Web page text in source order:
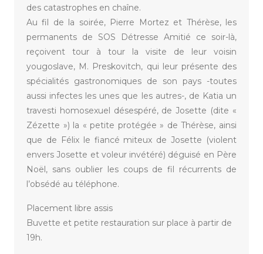
des catastrophes en chaîne.
Au fil de la soirée, Pierre Mortez et Thérèse, les
permanents de SOS Détresse Amitié ce soir-là,
reçoivent tour à tour la visite de leur voisin
yougoslave, M. Preskovitch, qui leur présente des
spécialités gastronomiques de son pays -toutes
aussi infectes les unes que les autres-, de Katia un
travesti homosexuel désespéré, de Josette (dite «
Zézette ») la « petite protégée » de Thérèse, ainsi
que de Félix le fiancé miteux de Josette (violent
envers Josette et voleur invétéré) déguisé en Père
Noël, sans oublier les coups de fil récurrents de
l’obsédé au téléphone.
Placement libre assis
Buvette et petite restauration sur place à partir de
19h.